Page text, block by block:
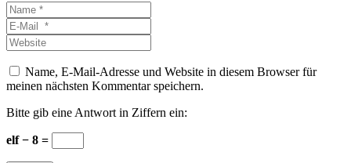
Name
*E-
Mail
*
Website
Name, E-Mail-Adresse und Website in diesem Browser für
meinen nächsten Kommentar speichern.
Bitte gib eine Antwort in Ziffern ein:
elf − 8 =